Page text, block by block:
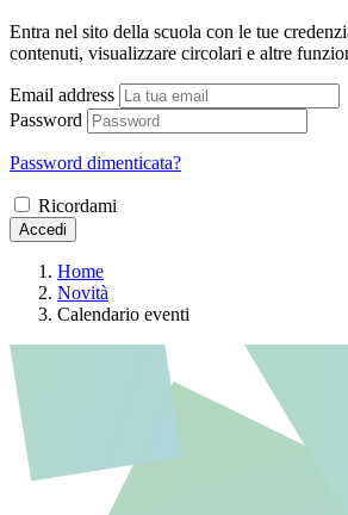
Entra nel sito della scuola con le tue
contenuti, visualizzare circolari e altre
Email address
Password
Password dimenticata?
Ricordami
Accedi
Home
Novità
Calendario eventi